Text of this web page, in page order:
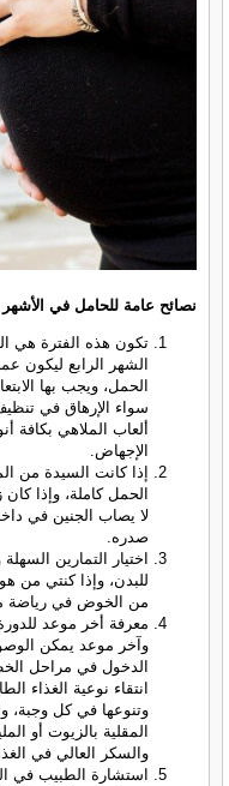
نصائح عامة للحامل في الأشهر
تكون هذه الفترة هي
الشهر الرابع ليكون
الحمل، ويجب بها
سواء الإرهاق في
ألعاب الملاهي بكافة
الإجهاض.
إذا كانت السيدة من
الحمل كاملة، وإذا
لا يصاب الجنين في
صدره.
اختيار التمارين
للبدن، وإذا كنتي من
من الخوض في رياضة
معرفة أخر موعد
وآخر موعد يمكن
الدخول في مراحل
انتقاء نوعية الغذاء
وتنوعها في كل وجبة،
المقلية بالزيوت أو
والسكر العالي في
استشارة الطبيب في